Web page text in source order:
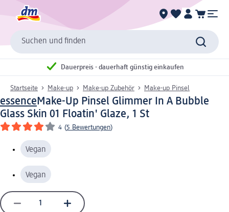
Suchen und finden
Dauerpreis - dauerhaft günstig einkaufen
Startseite Make-up Make-up Zubehör Make-up Pinsel
essenceMake-Up Pinsel Glimmer In A Bubble
Glass Skin 01 Floatin' Glaze, 1 St
4 (5 Bewertungen)
Vegan
Vegan